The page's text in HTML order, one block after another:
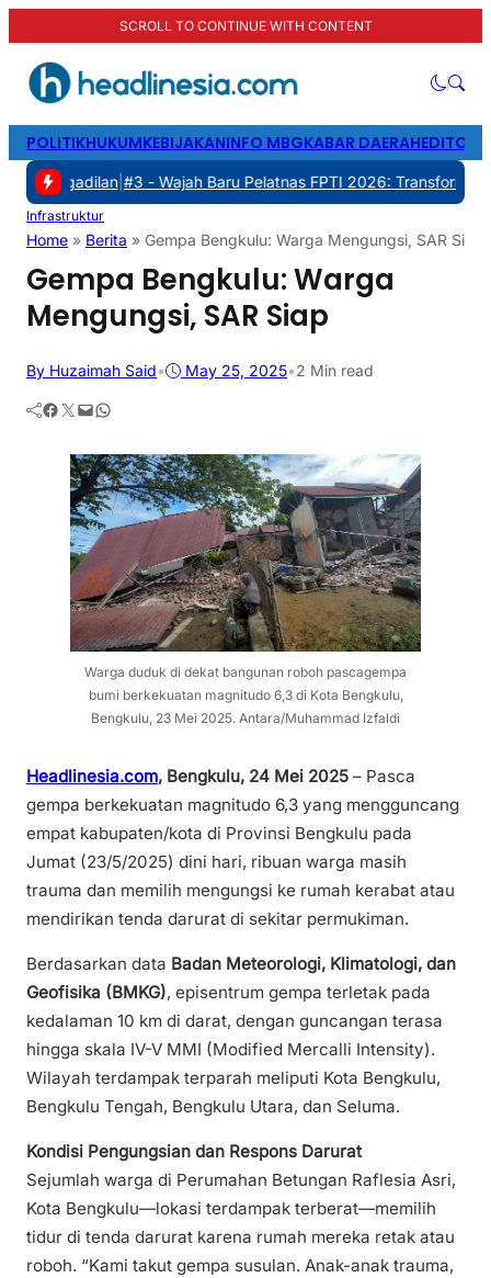
SCROLL TO CONTINUE WITH CONTENT
POLITIKHUKUMKEBIJAKANINFO MBGKABAR DAERAH
#3 - Wajah Baru Pelatnas FPTI 2026: Transformasi
Infrastruktur
Home » Berita » Gempa Bengkulu: Warga Mengungsi, SAR Siap
Gempa Bengkulu: Warga
Mengungsi, SAR Siap
By Huzaimah Said• May 25, 2025•2 Min read
Facebook Twitter Mail WhatsApp
Warga duduk di dekat bangunan roboh pascagempa
bumi berkekuatan magnitudo 6,3 di Kota Bengkulu,
Bengkulu, 23 Mei 2025. Antara/Muhammad Izfaldi
Headlinesia.com, Bengkulu, 24 Mei 2025 – Pasca
gempa berkekuatan magnitudo 6,3 yang mengguncang
empat kabupaten/kota di Provinsi Bengkulu pada
Jumat (23/5/2025) dini hari, ribuan warga masih
trauma dan memilih mengungsi ke rumah kerabat atau
mendirikan tenda darurat di sekitar permukiman.
Berdasarkan data Badan Meteorologi, Klimatologi, dan
Geofisika (BMKG), episentrum gempa terletak pada
kedalaman 10 km di darat, dengan guncangan terasa
hingga skala IV-V MMI (Modified Mercalli Intensity).
Wilayah terdampak terparah meliputi Kota Bengkulu,
Bengkulu Tengah, Bengkulu Utara, dan Seluma.
Kondisi Pengungsian dan Respons Darurat
Sejumlah warga di Perumahan Betungan Raflesia Asri,
Kota Bengkulu—lokasi terdampak terberat—memilih
tidur di tenda darurat karena rumah mereka retak atau
roboh. “Kami takut gempa susulan. Anak-anak trauma,